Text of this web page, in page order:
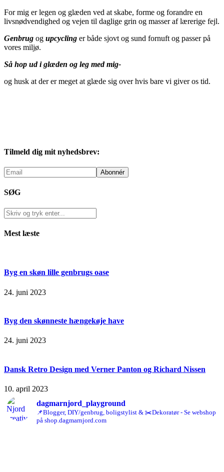
For mig er legen og glæden ved at skabe, forme og forandre en
livsnødvendighed og vejen til daglige grin og masser af lærerige fejl.
Genbrug og upcycling er både sjovt og sund fornuft og passer på
vores miljø.
Så hop ud i glæden og leg med mig-
og husk at der er meget at glæde sig over hvis bare vi giver os tid.
Tilmeld dig mit nyhedsbrev:
SØG
Mest læste
Byg en skøn lille genbrugs oase
24. juni 2023
Byg den skønneste hængekøje have
24. juni 2023
Dansk Retro Design med Verner Panton og Richard Nissen
10. april 2023
dagmarnjord_playground
📌Blogger, DIY/genbrug, boligstylist & ✂️Dekoratør - Se webshop
på shop.dagmarnjord.com